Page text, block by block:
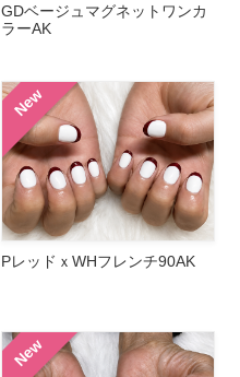
GDベージュマグネットワンカ
ラーAK
New
PレッドｘWHフレンチ90AK
New